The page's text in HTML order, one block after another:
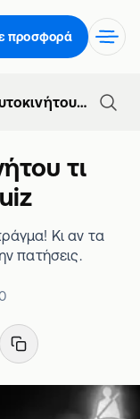
προσφορά
Λαμπάκια αυτοκινήτου τι σημαίνουν: quiz
τι
Κι αν τα
πατήσεις.
Copy link